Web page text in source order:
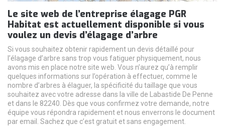
Le site web de l’entreprise élagage PGR
Habitat est actuellement disponible si vous
voulez un devis d’élagage d’arbre
Si vous souhaitez obtenir rapidement un devis détaillé pour
l’élagage d’arbre sans trop vous fatiguer physiquement, nous
avons mis en place notre site web. Vous n’aurez qu’à remplir
quelques informations sur l’opération à effectuer, comme le
nombre d’arbres à élaguer, la spécificité du taillage que vous
souhaitez avec votre adresse dans la ville de Labastide De Penne
et dans le 82240. Dès que vous confirmez votre demande, notre
équipe vous répondra rapidement et nous enverrons le document
par email. Sachez que c’est gratuit et sans engagement.